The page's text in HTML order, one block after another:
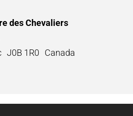
des Chevaliers
J0B 1R0 Canada